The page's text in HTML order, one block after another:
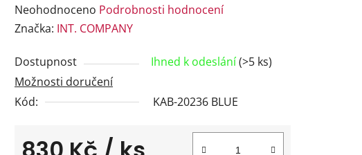
Průměrné
hodnocení
je
0,0
z
hvězdiček.
Neohodnoceno Podrobnosti hodnocení
Značka: INT. COMPANY
Dostupnost Ihned k odeslání(>5 ks)
Možnosti doručení
Kód:
KAB-20236 BLUE